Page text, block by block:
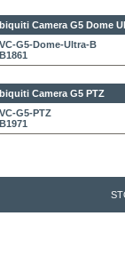
Camera G5 Dome
G5-Dome-Ultra-B
Camera G5 PTZ
G5-PTZ